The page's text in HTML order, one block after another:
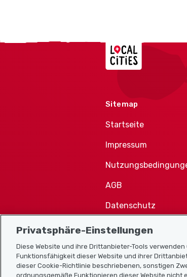
Localcities
Sitemap
Startseite
Impressum
AGB
Datenschutz
Cookie-Richtlinie
Privatsphäre-Einstellungen
Diese Website und ihre Drittanbieter-Tools
Funktionsfähigkeit dieser Website und ihrer
dieser Cookie-Richtlinie beschriebenen, sonstigen
ordnungsgemäße Funktionieren dieser Website nicht